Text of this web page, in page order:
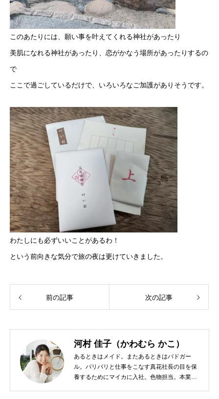
このあたりには、願い事を叶えてくれる神社があったり
美肌になれる神社があったり、恋がかなう場所があったりするの
で
ここで過ごしているだけで、いろいろなご加護がありそうです。
わたしにも必ずいいことがあるわ！
という前向きな気分で旅の夜は更けていきました。
前の記事 次の記事
河村 佳子（かわむら かこ）
あるときはメイド。またあるときはバドガー
ル。バリバリと仕事をこなす真花社長の目を保
養するためにマイカに入社。色物担当。本業は